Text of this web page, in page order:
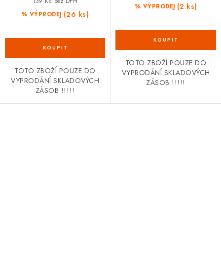
% VÝPRODEJ (26 ks)
TOTO ZBOŽÍ POUZE DO
VYPRODÁNÍ SKLADOVÝCH
ZÁSOB !!!!!
% VÝPRODEJ (2 ks)
TOTO ZBOŽÍ POUZE DO
VYPRODÁNÍ SKLADOVÝCH
ZÁSOB !!!!!